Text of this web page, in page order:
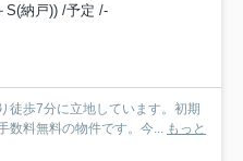
S(納戸)) /予定 /-
徒歩7分に立地しています。初期
数料無料の物件です。今... もっと